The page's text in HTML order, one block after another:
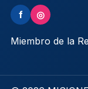
f ◎
Miembro de la